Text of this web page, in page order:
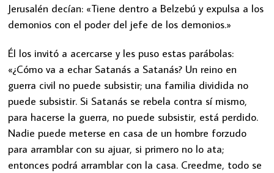
Jerusalén decían: «Tiene dentro a Belzebú y expulsa a los
demonios con el poder del jefe de los demonios.»
Él los invitó a acercarse y les puso estas parábolas:
«¿Cómo va a echar Satanás a Satanás? Un reino en
guerra civil no puede subsistir; una familia dividida no
puede subsistir. Si Satanás se rebela contra sí mismo,
para hacerse la guerra, no puede subsistir, está perdido.
Nadie puede meterse en casa de un hombre forzudo
para arramblar con su ajuar, si primero no lo ata;
entonces podrá arramblar con la casa. Creedme, todo se